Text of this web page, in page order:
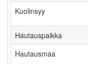
Kuolinsyy
Hautauspaikka
Hautausmaa